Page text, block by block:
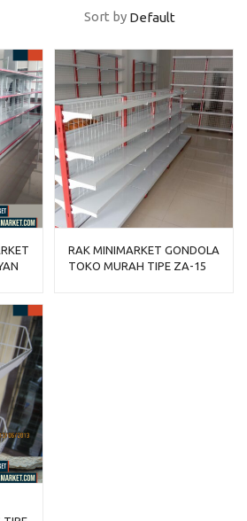
Sort by
RAK MINIMARKET GONDOLA
TOKO MURAH TIPE ZA-15